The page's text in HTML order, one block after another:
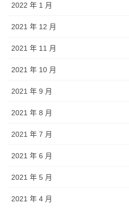
2022 年 1 月
2021 年 12 月
2021 年 11 月
2021 年 10 月
2021 年 9 月
2021 年 8 月
2021 年 7 月
2021 年 6 月
2021 年 5 月
2021 年 4 月